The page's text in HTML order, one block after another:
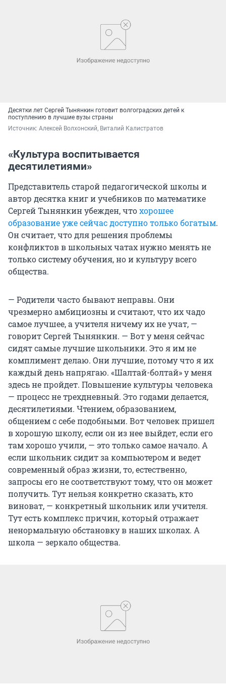
Десятки лет Сергей Тынянкин готовит волгоградских детей к
поступлению в лучшие вузы страны
Источник: Алексей Волхонский, Виталий Калистратов
«Культура воспитывается
десятилетиями»
Представитель старой педагогической школы и
автор десятка книг и учебников по математике
Сергей Тынянкин убежден, чтохорошее
образование уже сейчас доступно только богатым.
Он считает, что для решения проблемы
конфликтов в школьных чатах нужно менять не
только систему обучения, но и культуру всего
общества.
— Родители часто бывают неправы. Они
чрезмерно амбициозны и считают, что их чадо
самое лучшее, а учителя ничему их не учат, —
говорит Сергей Тынянкин. — Вот у меня сейчас
сидят самые лучшие школьники. Это я им не
комплимент делаю. Они лучшие, потому что я их
каждый день напрягаю. «Шалтай-болтай» у меня
здесь не пройдет. Повышение культуры человека
— процесс не трехдневный. Это годами делается,
десятилетиями. Чтением, образованием,
общением с себе подобными. Вот человек пришел
в хорошую школу, если он из нее выйдет, если его
там хорошо учили, — это только самое начало. А
если школьник сидит за компьютером и ведет
современный образ жизни, то, естественно,
запросы его не соответствуют тому, что он может
получить. Тут нельзя конкретно сказать, кто
виноват, — конкретный школьник или учителя.
Тут есть комплекс причин, который отражает
ненормальную обстановку в наших школах. А
школа — зеркало общества.